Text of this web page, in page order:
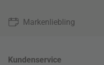
Markenliebling
Kundenservice